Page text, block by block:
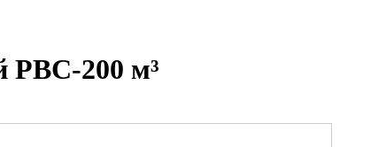
РВС-200 м³